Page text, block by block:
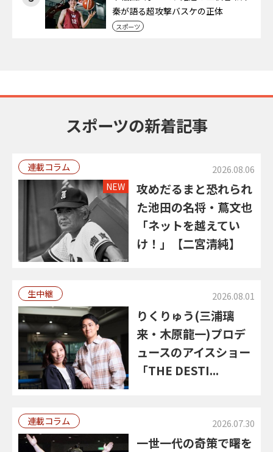
秦が語る超攻撃バスケの正体
スポーツ
スポーツの新着記事
連載コラム 2026.08.06
NEW
攻めだるまと恐れられ
た池田の名将・蔦文也
「ネットを越えてい
け！」【二宮清純】
生中継 2026.08.01
りくりゅう(三浦璃
来・木原龍一)プロデ
ュースのアイスショー
「THE DESTI...
連載コラム 2026.07.30
一世一代の奇策で曙を